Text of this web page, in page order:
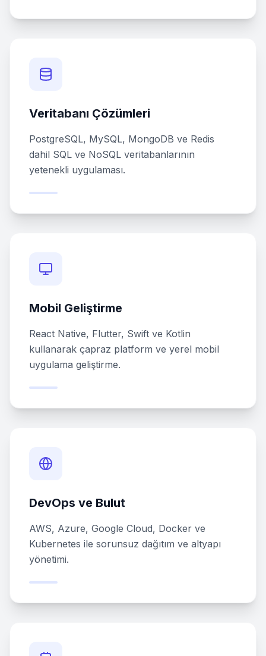
Veritabanı Çözümleri
PostgreSQL, MySQL, MongoDB ve Redis
dahil SQL ve NoSQL veritabanlarının
yetenekli uygulaması.
Mobil Geliştirme
React Native, Flutter, Swift ve Kotlin
kullanarak çapraz platform ve yerel mobil
uygulama geliştirme.
DevOps ve Bulut
AWS, Azure, Google Cloud, Docker ve
Kubernetes ile sorunsuz dağıtım ve altyapı
yönetimi.